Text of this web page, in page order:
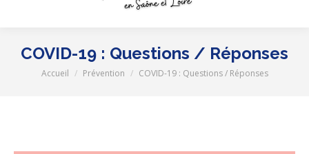
COVID-19 : Questions / Réponses
Vous êtes ici :
Accueil Prévention COVID-19 : Questions / Réponses